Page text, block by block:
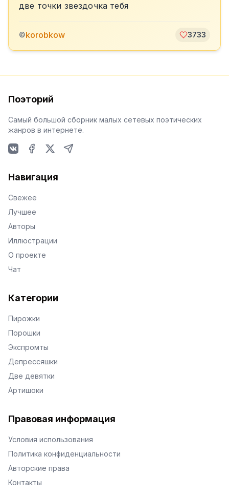
две точки звездочка тебя
©korobkow 3733
Поэторий
Самый большой сборник малых сетевых поэтических
жанров в интернете.
Навигация
Свежее
Лучшее
Авторы
Иллюстрации
О проекте
Чат
Категории
Пирожки
Порошки
Экспромты
Депрессяшки
Две девятки
Артишоки
Правовая информация
Условия использования
Политика конфиденциальности
Авторские права
Контакты